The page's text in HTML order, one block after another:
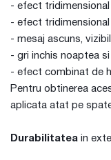
- efect
- efect
- mesaj ascuns,
- gri inchis noaptea si
- efect combinat de
Pentru obtinerea
aplicata atat pe
Durabilitatea in